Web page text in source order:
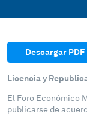
Descargar PDF
Licencia y
El Foro Económico
publicarse de